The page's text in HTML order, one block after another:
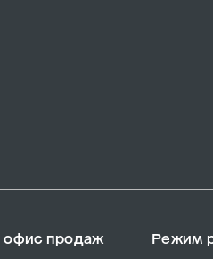
офис продаж Режим